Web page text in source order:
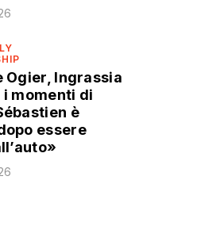
Ogier, Ingrassia
momenti di
è
essere